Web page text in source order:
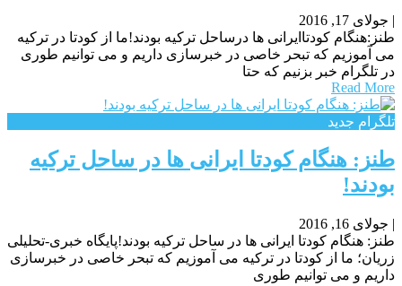
| جولای 17, 2016
طنز:هنگام کودتاایرانی ها درساحل ترکیه بودند!ما از کودتا در ترکیه
می آموزیم که تبحر خاصی در خبرسازی داریم و می توانیم طوری
در تلگرام خبر بزنیم که حتا
Read More
تلگرام جدید
طنز: هنگام کودتا ایرانی ها در ساحل ترکیه
بودند!
| جولای 16, 2016
طنز: هنگام کودتا ایرانی ها در ساحل ترکیه بودند!پایگاه خبری-تحلیلی
زریان؛ ما از کودتا در ترکیه می آموزیم که تبحر خاصی در خبرسازی
داریم و می توانیم طوری